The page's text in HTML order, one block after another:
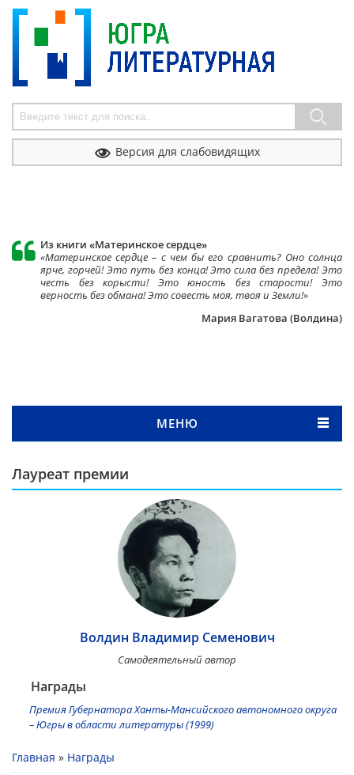
Форма поиска
Версия для слабовидящих
Из книги «Материнское сердце»
«Материнское сердце – с чем бы его сравнить? Оно солнца
ярче, горчей! Это путь без конца! Это сила без предела! Это
честь без корысти! Это юность без старости! Это
верность без обмана! Это совесть моя, твоя и Земли!»
Мария Вагатова (Волдина)
МЕНЮ
Лауреат премии
Волдин Владимир Семенович
Самодеятельный автор
Награды
Премия Губернатора Ханты-Мансийского автономного округа
– Югры в области литературы (1999)
Вы здесь
Главная » Награды